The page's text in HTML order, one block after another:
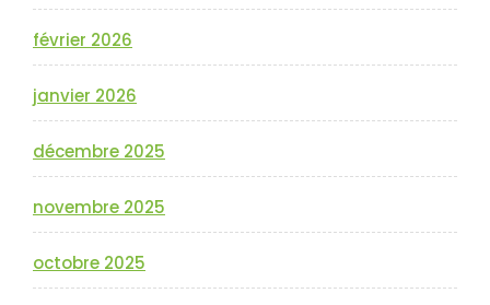
février 2026
janvier 2026
décembre 2025
novembre 2025
octobre 2025